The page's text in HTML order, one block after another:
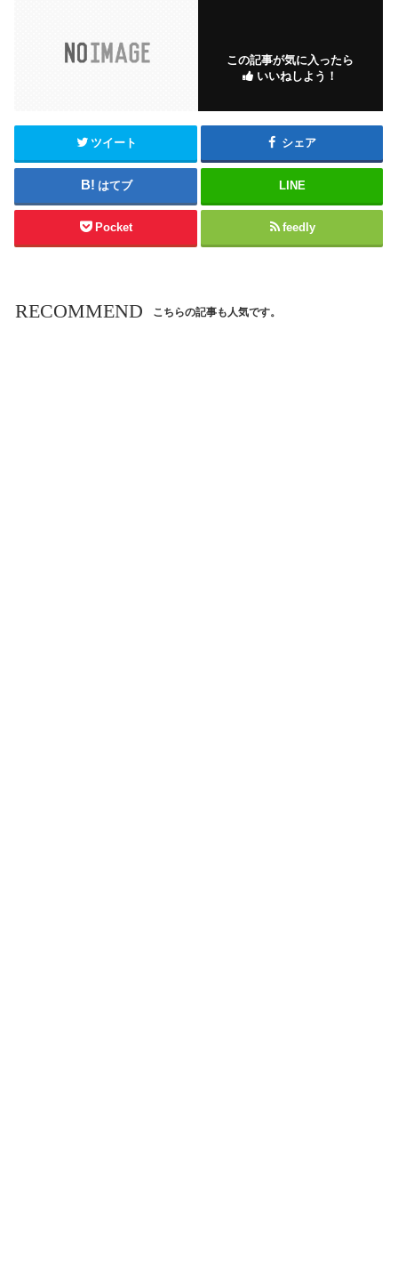
この記事が気に入ったら
いいねしよう！
ツイート シェア
はてブ LINE
Pocket feedly
RECOMMEND こちらの記事も人気です。